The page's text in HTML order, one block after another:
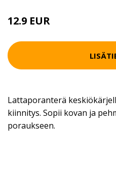
12.9 EUR
Lattaporanterä
kiinnitys. Sopii kovan ja
poraukseen.